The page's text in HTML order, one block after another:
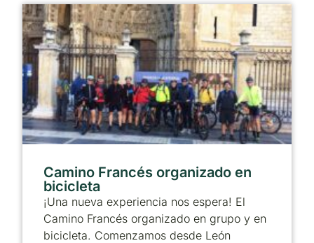
Camino Francés organizado en
bicicleta
¡Una nueva experiencia nos espera! El
Camino Francés organizado en grupo y en
bicicleta. Comenzamos desde León